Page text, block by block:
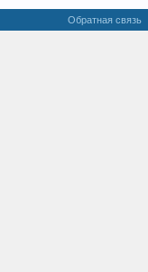
Обратная связь